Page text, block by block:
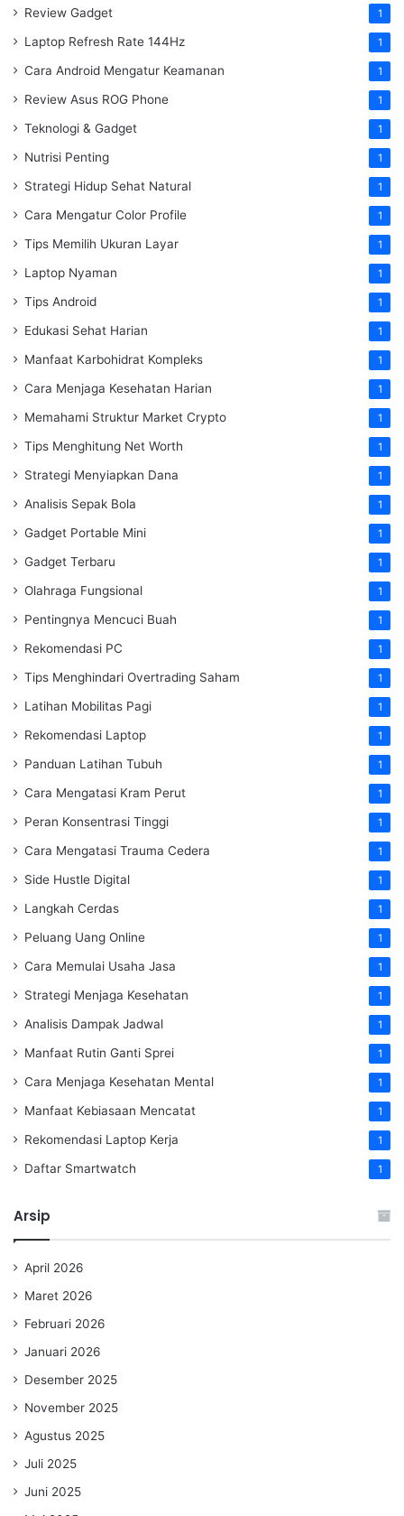
Review Gadget 1
Laptop Refresh Rate 144Hz 1
Cara Android Mengatur Keamanan 1
Review Asus ROG Phone 1
Teknologi & Gadget 1
Nutrisi Penting 1
Strategi Hidup Sehat Natural 1
Cara Mengatur Color Profile 1
Tips Memilih Ukuran Layar 1
Laptop Nyaman 1
Tips Android 1
Edukasi Sehat Harian 1
Manfaat Karbohidrat Kompleks 1
Cara Menjaga Kesehatan Harian 1
Memahami Struktur Market Crypto 1
Tips Menghitung Net Worth 1
Strategi Menyiapkan Dana 1
Analisis Sepak Bola 1
Gadget Portable Mini 1
Gadget Terbaru 1
Olahraga Fungsional 1
Pentingnya Mencuci Buah 1
Rekomendasi PC 1
Tips Menghindari Overtrading Saham 1
Latihan Mobilitas Pagi 1
Rekomendasi Laptop 1
Panduan Latihan Tubuh 1
Cara Mengatasi Kram Perut 1
Peran Konsentrasi Tinggi 1
Cara Mengatasi Trauma Cedera 1
Side Hustle Digital 1
Langkah Cerdas 1
Peluang Uang Online 1
Cara Memulai Usaha Jasa 1
Strategi Menjaga Kesehatan 1
Analisis Dampak Jadwal 1
Manfaat Rutin Ganti Sprei 1
Cara Menjaga Kesehatan Mental 1
Manfaat Kebiasaan Mencatat 1
Rekomendasi Laptop Kerja 1
Daftar Smartwatch 1
Arsip
April 2026
Maret 2026
Februari 2026
Januari 2026
Desember 2025
November 2025
Agustus 2025
Juli 2025
Juni 2025